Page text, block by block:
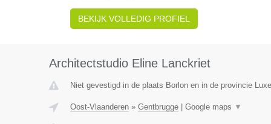
BEKIJK VOLLEDIG PROFIEL
Architectstudio Eline Lanckriet
Niet gevestigd in de plaats Borlon en in de provincie
Oost-Vlaanderen» Gentbrugge| Google maps ▼